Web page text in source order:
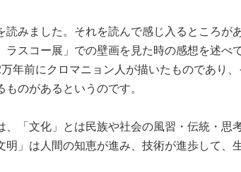
みました。それを読んで感じ入るところが
スコー展」での壁画を見た時の感想を述べ
年前にクロマニョン人が描いたものであり
のがあるというのです。
「文化」とは民族や社会の風習・伝統・思
」は人間の知恵が進み、技術が進歩して、